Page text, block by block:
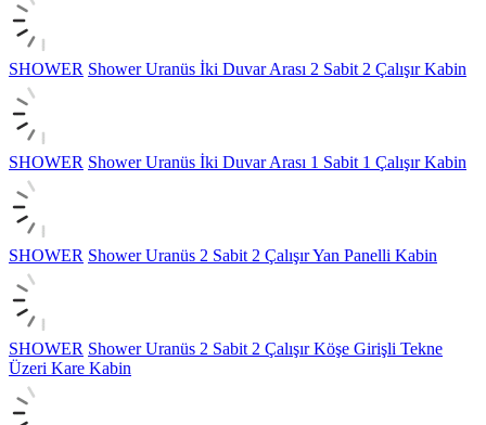
SHOWER Shower Uranüs İki Duvar Arası 2 Sabit 2 Çalışır Kabin
SHOWER Shower Uranüs İki Duvar Arası 1 Sabit 1 Çalışır Kabin
SHOWER Shower Uranüs 2 Sabit 2 Çalışır Yan Panelli Kabin
SHOWER Shower Uranüs 2 Sabit 2 Çalışır Köşe Girişli Tekne
Üzeri Kare Kabin